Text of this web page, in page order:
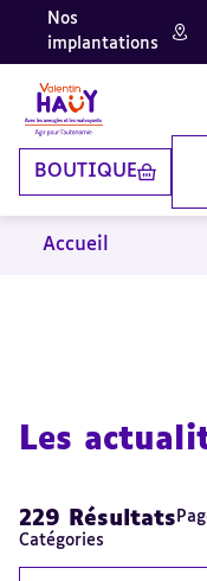
Aller
contenu
principal
Aller
pied
de
page
Aller
la
recherche
Nos
implantations
BOUTIQUE
Accueil
Les
229 Résultats
Catégories